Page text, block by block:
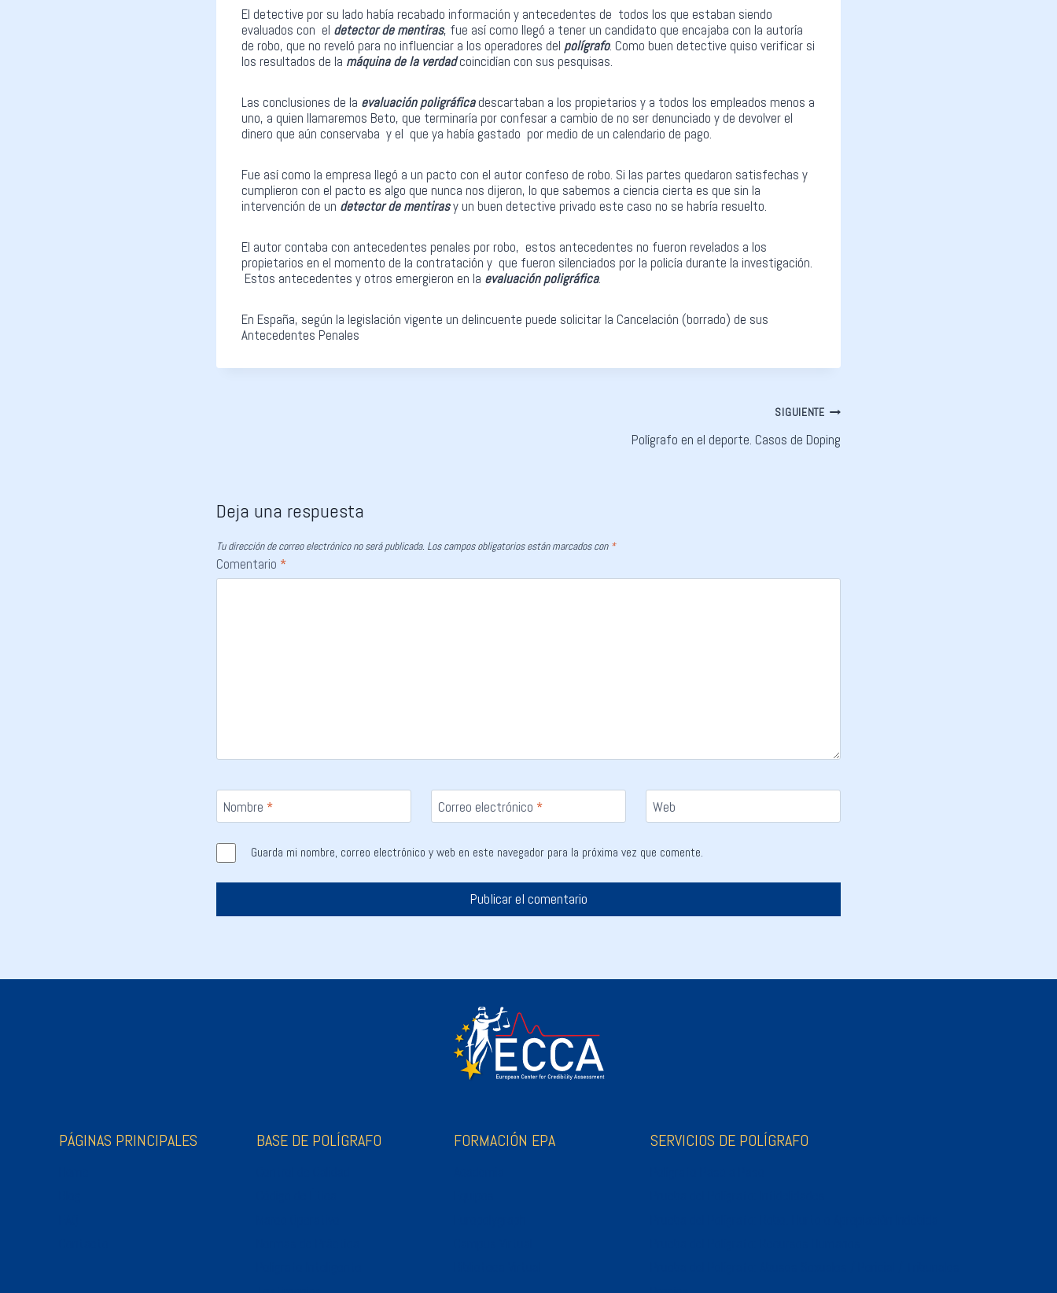
El detective por su lado había recabado información y antecedentes de todos los que estaban siendo
evaluados con el detector de mentiras, fue así como llegó a tener un candidato que encajaba con la autoría
de robo, que no reveló para no influenciar a los operadores del polígrafo. Como buen detective quiso verificar si
los resultados de la máquina de la verdadcoincidían con sus pesquisas.
Las conclusiones de la evaluación poligráficadescartaban a los propietarios y a todos los empleados menos a
uno, a quien llamaremos Beto, que terminaría por confesar a cambio de no ser denunciado y de devolver el
dinero que aún conservaba y el que ya había gastado por medio de un calendario de pago.
Fue así como la empresa llegó a un pacto con el autor confeso de robo. Si las partes quedaron satisfechas y
cumplieron con el pacto es algo que nunca nos dijeron, lo que sabemos a ciencia cierta es que sin la
intervención de un detector de mentirasy un buen detective privado este caso no se habría resuelto.
El autor contaba con antecedentes penales por robo, estos antecedentes no fueron revelados a los
propietarios en el momento de la contratación y que fueron silenciados por la policía durante la investigación.
Estos antecedentes y otros emergieron en la evaluación poligráfica.
En España, según la legislación vigente un delincuente puede solicitar la Cancelación (borrado) de sus
Antecedentes Penales
SIGUIENTE
Polígrafo en el deporte. Casos de Doping
Deja una respuesta
Tu dirección de correo electrónico no será publicada. Los campos obligatorios están marcados con *
Comentario *
Nombre * Correo electrónico * Web
Guarda mi nombre, correo electrónico y web en este navegador para la próxima vez que comente.
PÁGINAS PRINCIPALES BASE DE POLÍGRAFO FORMACIÓN EPA SERVICIOS DE POLÍGRAFO